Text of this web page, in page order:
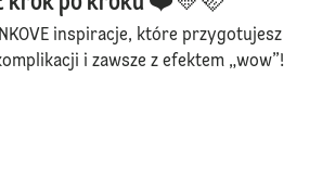
inspiracje, które przygotujesz
i zawsze z efektem „wow”!